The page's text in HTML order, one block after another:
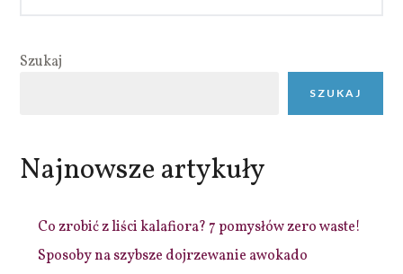
Szukaj
SZUKAJ
Najnowsze artykuły
Co zrobić z liści kalafiora? 7 pomysłów zero waste!
Sposoby na szybsze dojrzewanie awokado